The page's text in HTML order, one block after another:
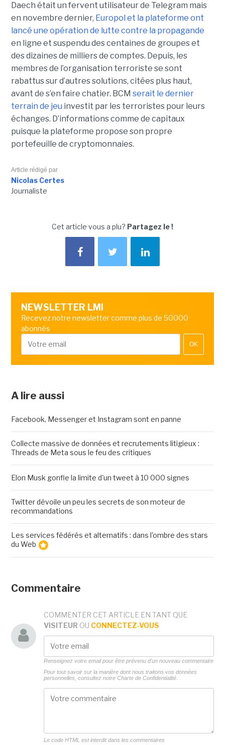
Daech était un fervent utilisateur de Telegram mais
en novembre dernier, Europol et la plateforme ont
lancé une opération de lutte contre la propagande
en ligne et suspendu des centaines de groupes et
des dizaines de milliers de comptes. Depuis, les
membres de l’organisation terroriste se sont
rabattus sur d’autres solutions, citées plus haut,
avant de s’en faire chatier. BCM serait le dernier
terrain de jeu investit par les terroristes pour leurs
échanges. D’informations comme de capitaux
puisque la plateforme propose son propre
portefeuille de cryptomonnaies.
Article rédigé par
Nicolas Certes
Journaliste
Cet article vous a plu? Partagez le !
NEWSLETTER LMI
Recevez notre newsletter comme plus de 50000
abonnés
OK
A lire aussi
Facebook, Messenger et Instagram sont en panne
Collecte massive de données et recrutements litigieux :
Threads de Meta sous le feu des critiques
Elon Musk gonfle la limite d'un tweet à 10 000 signes
Twitter dévoile un peu les secrets de son moteur de
recommandations
Les services fédérés et alternatifs : dans l'ombre des stars
du Web
Commentaire
COMMENTER CET ARTICLE EN TANT QUE
VISITEUR OU CONNECTEZ-VOUS
Renseignez votre email pour être prévenu d'un nouveau commentaire
Pour tout savoir sur la manière dont nous traitons vos données
personnelles, consultez notre Charte de Confidentialité.
Le code HTML est interdit dans les commentaires